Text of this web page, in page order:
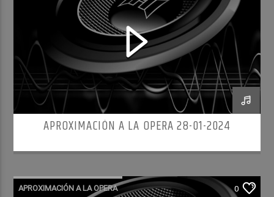
APROXIMACIÓN A LA OPERA 28-01-2024
APROXIMACIÓN A LA OPERA 0